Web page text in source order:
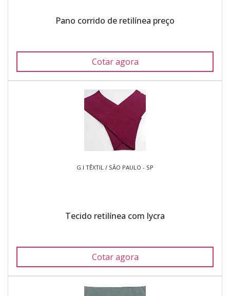
Pano corrido de retilínea preço
Cotar agora
G.I TÊXTIL / SÃO PAULO - SP
Tecido retilínea com lycra
Cotar agora